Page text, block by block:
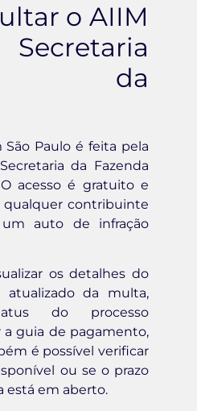
o AIIM
da
Paulo é feita pela
da Fazenda
acesso é gratuito e
qualquer contribuinte
auto de infração
os detalhes do
atualizado da multa,
do processo
guia de pagamento,
é possível verificar
ou se o prazo
está em aberto.